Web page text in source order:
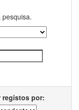
registos por: